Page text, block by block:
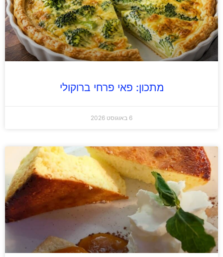
מתכון: פאי פרחי ברוקולי
6 באוגוסט 2026